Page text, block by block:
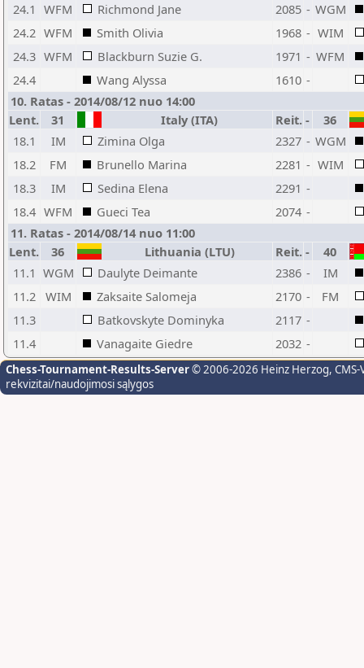
24.1
WFM Richmond Jane 2085 - WGM
24.2 WFM Smith Olivia 1968 - WIM
24.3 WFM Blackburn Suzie G. 1971 - WFM
24.4
Wang Alyssa 1610 -
10. Ratas - 2014/08/12 nuo 14:00
Lent.
31 Italy (ITA) Reit. -
36
18.1
IM Zimina Olga 2327 - WGM
18.2
FM Brunello Marina 2281 - WIM
18.3
IM Sedina Elena 2291 -
18.4 WFM Gueci Tea 2074 -
11. Ratas - 2014/08/14 nuo 11:00
Lent.
36 Lithuania (LTU) Reit. -
40
11.1 WGM Daulyte Deimante 2386 -
IM
11.2 WIM Zaksaite Salomeja 2170 -
FM
11.3
Batkovskyte Dominyka 2117 -
11.4
Vanagaite Giedre 2032 -
Chess-Tournament-Results-Server© 2006-2026 Heinz Herzog,
rekvizitai/naudojimosi sąlygos